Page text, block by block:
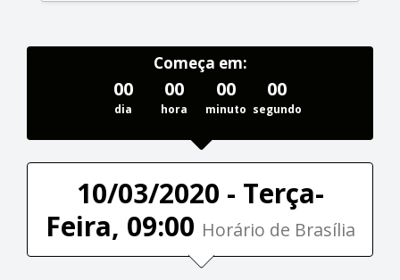
Começa em:
00
dia
00
hora
00
minuto
00
segundo
10/03/2020 - Terça-
Feira, 09:00 Horário de Brasília